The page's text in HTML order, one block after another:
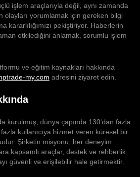
işlem araçlarıyla değil, aynı zamanda
olayları yorumlamak için gereken bilgi
kararlılığımızı pekiştiriyor. Haberlerin
etkilediğini anlamak, sorumlu işlem
ve eğitim kaynakları hakkında
my.com adresini ziyaret edin.
kurulmuş, dünya çapında 130'dan fazla
kullanıcıya hizmet veren küresel bir
Şirketin misyonu, her deneyim
kapsamlı araçlar, destek ve rehberlik
güvenli ve erişilebilir hale getirmektir.